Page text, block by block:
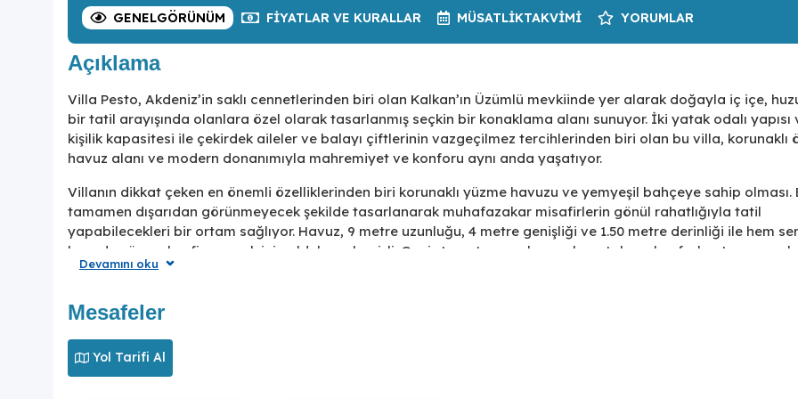
GENELGÖRÜNÜM FIYATLAR VE KURALLAR MÜSATLIKTAKVIMI YORUMLAR
Açıklama
Villa Pesto, Akdeniz’in saklı cennetlerinden biri olan Kalkan’ın Üzümlü mevkiinde yer alarak doğayla iç içe,
bir tatil arayışında olanlara özel olarak tasarlanmış seçkin bir konaklama alanı sunuyor. İki yatak odalı yapısı
kişilik kapasitesi ile çekirdek aileler ve balayı çiftlerinin vazgeçilmez tercihlerinden biri olan bu villa, korunaklı
havuz alanı ve modern donanımıyla mahremiyet ve konforu aynı anda yaşatıyor.
Villanın dikkat çeken en önemli özelliklerinden biri korunaklı yüzme havuzu ve yemyeşil bahçeye sahip olması.
tamamen dışarıdan görünmeyecek şekilde tasarlanarak muhafazakar misafirlerin gönül rahatlığıyla tatil
yapabilecekleri bir ortam sağlıyor. Havuz, 9 metre uzunluğu, 4 metre genişliği ve 1.50 metre derinliği ile hem
hem de yüzme keyfi yapmak için oldukça elverişli. Geniş terasta yer alan şezlong takımı, konforlu oturma
salıncak ise gün boyu keyifli vakit geçirmeniz için özel olarak konumlandırılmış. Barbekü alanı sayesinde ise
Villa Pesto’nun iç mekanları da en az dış alanları kadar özenle tasarlanmış. Oturma odası, havuz ve bahçe
manzarasına bakan büyük camlarla aydınlık bir ortam sunarken, modern mobilyalar ve şık dekorasyon anlayışı
sayesinde misafirlere hem ev sıcaklığı hem de tatil lüksü bir arada sunuluyor. Oturma odasına entegre şekilde
düzenlenmiş olan açık mutfak, tatil boyunca ihtiyaç duyabileceğiniz tüm mutfak gereçleriyle donatılmış. Büyük
Devamını oku
Mesafeler
Yol Tarifi Al